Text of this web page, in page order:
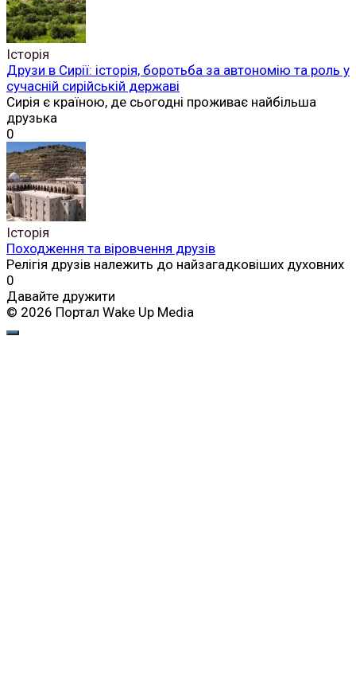
Історія
Друзи в Сирії: історія, боротьба за автономію та роль у
сучасній сирійській державі
Сирія є країною, де сьогодні проживає найбільша
друзька
0
Історія
Походження та віровчення друзів
Релігія друзів належить до найзагадковіших духовних
0
Давайте дружити
© 2026 Портал Wake Up Media